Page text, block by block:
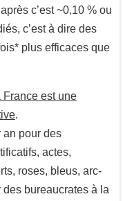
c’est ~0,10 % ou
c’est à dire des
plus efficaces que
France est une
.
pour des
actes,
roses, bleus, arc-
bureaucrates à la